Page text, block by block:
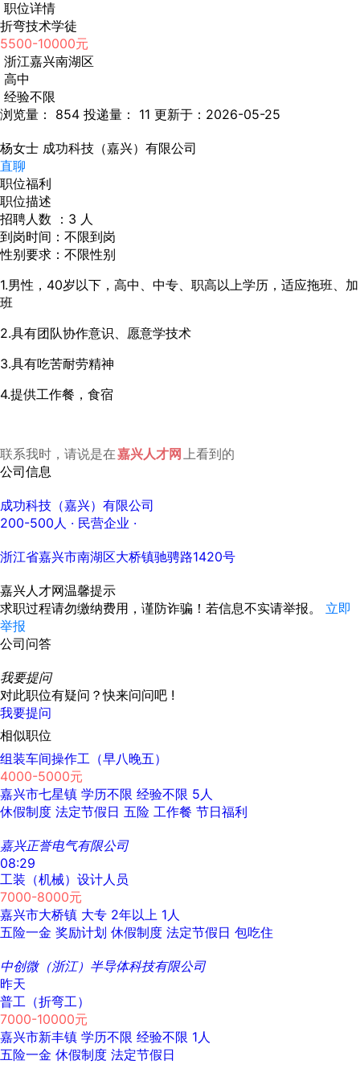
职位详情
折弯技术学徒
5500-10000元
浙江嘉兴南湖区
高中
经验不限
浏览量： 854 投递量： 11 更新于：2026-05-25
杨女士 成功科技（嘉兴）有限公司
直聊
职位福利
职位描述
招聘人数 ：3 人
到岗时间：不限到岗
性别要求：不限性别
1.男性，40岁以下，高中、中专、职高以上学历，适应拖班、加
班
2.具有团队协作意识、愿意学技术
3.具有吃苦耐劳精神
4.提供工作餐，食宿
联系我时，请说是在嘉兴人才网 上看到的
公司信息
成功科技（嘉兴）有限公司
200-500人 · 民营企业 ·
浙江省嘉兴市南湖区大桥镇驰骋路1420号
嘉兴人才网温馨提示
求职过程请勿缴纳费用，谨防诈骗！若信息不实请举报。 立即
举报
公司问答
我要提问
对此职位有疑问？快来问问吧 !
我要提问
相似职位
组装车间操作工（早八晚五）
4000-5000元
嘉兴市七星镇 学历不限 经验不限 5人
休假制度 法定节假日 五险 工作餐 节日福利
嘉兴正誉电气有限公司
08:29
工装（机械）设计人员
7000-8000元
嘉兴市大桥镇 大专 2年以上 1人
五险一金 奖励计划 休假制度 法定节假日 包吃住
中创微（浙江）半导体科技有限公司
昨天
普工（折弯工）
7000-10000元
嘉兴市新丰镇 学历不限 经验不限 1人
五险一金 休假制度 法定节假日